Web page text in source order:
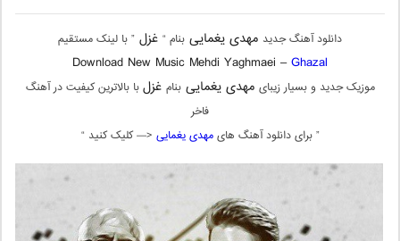
دانلود آهنگ جدید مهدی یغمایی بنام “ غزل ” با لینک مستقیم
Download New Music Mehdi Yaghmaei –Ghazal
موزیک جدید و بسیار زیبای مهدی یغماییبنام غزلبا بالاترین کیفیت در آهنگ
فاخر
” برای دانلود آهنگ هایمهدی یغمایی <— کلیک کنید “